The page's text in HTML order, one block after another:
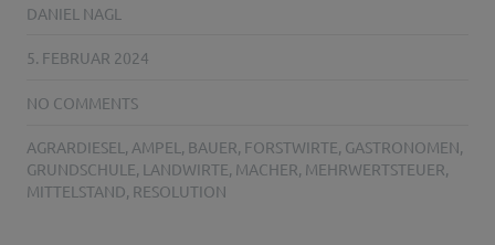
DANIEL NAGL
5. FEBRUAR 2024
NO COMMENTS
AGRARDIESEL , AMPEL , BAUER, FORSTWIRTE, GASTRONOMEN,
GRUNDSCHULE, LANDWIRTE, MACHER, MEHRWERTSTEUER,
MITTELSTAND, RESOLUTION